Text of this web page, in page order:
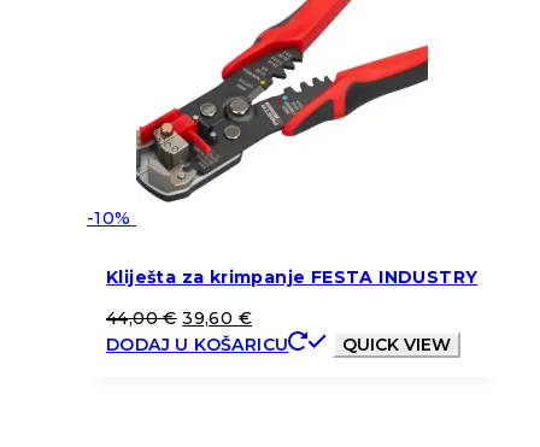
-10%
Kliješta za krimpanje FESTA INDUSTRY
44,00€ 39,60 €
DODAJ U KOŠARICU
QUICK VIEW